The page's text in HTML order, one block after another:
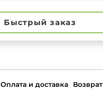
Быстрый заказ
Оплата и доставка Возврат